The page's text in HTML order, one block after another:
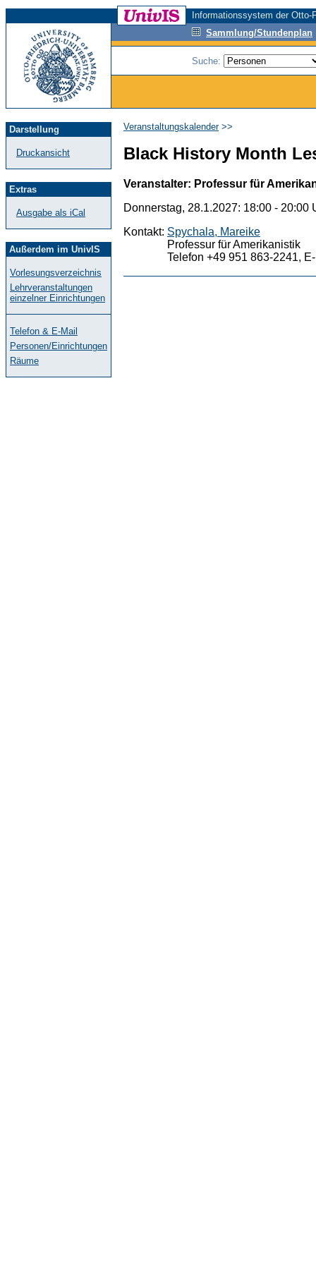
Informationssystem der
Sammlung/Stundenplan
Suche:
Darstellung
Druckansicht
Extras
Ausgabe als iCal
Außerdem im UnivIS
Vorlesungsverzeichnis
Lehrveranstaltungen
einzelner Einrichtungen
Telefon & E-Mail
Personen/Einrichtungen
Räume
Veranstaltungskalender>>
Black History Month
Veranstalter: Professur für
Donnerstag, 28.1.2027: 18:00 - 20:00
Kontakt: Spychala, Mareike
Professur für Amerikanistik
Telefon +49 951 863-2241,